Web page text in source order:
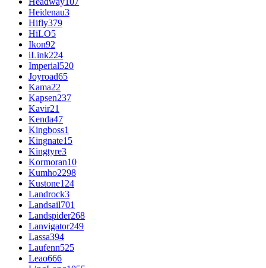
Heidenau3
Hifly379
HiLO5
Ikon92
iLink224
Imperial520
Joyroad65
Kama22
Kapsen237
Kavir21
Kenda47
Kingboss1
Kingnate15
Kingtyre3
Kormoran10
Kumho2298
Kustone124
Landrock3
Landsail701
Landspider268
Lanvigator249
Lassa394
Laufenn525
Leao666